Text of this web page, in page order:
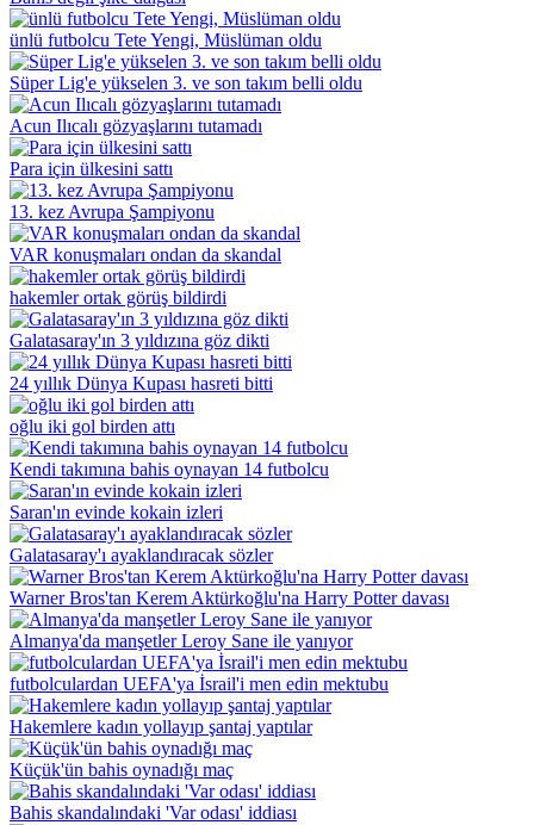
ünlü futbolcu Tete Yengi, Müslüman oldu
Süper Lig'e yükselen 3. ve son takım belli oldu
Acun Ilıcalı gözyaşlarını tutamadı
Para için ülkesini sattı
13. kez Avrupa Şampiyonu
VAR konuşmaları ondan da skandal
hakemler ortak görüş bildirdi
Galatasaray'ın 3 yıldızına göz dikti
24 yıllık Dünya Kupası hasreti bitti
oğlu iki gol birden attı
Kendi takımına bahis oynayan 14 futbolcu
Saran'ın evinde kokain izleri
Galatasaray'ı ayaklandıracak sözler
Warner Bros'tan Kerem Aktürkoğlu'na Harry Potter davası
Almanya'da manşetler Leroy Sane ile yanıyor
futbolculardan UEFA'ya İsrail'i men edin mektubu
Hakemlere kadın yollayıp şantaj yaptılar
Küçük'ün bahis oynadığı maç
Bahis skandalındaki 'Var odası' iddiası